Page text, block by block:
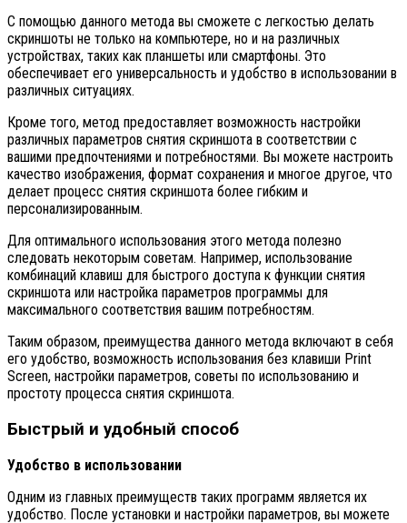
С помощью данного метода вы сможете с легкостью делать
скриншоты не только на компьютере, но и на различных
устройствах, таких как планшеты или смартфоны. Это
обеспечивает его универсальность и удобство в использовании в
различных ситуациях.
Кроме того, метод предоставляет возможность настройки
различных параметров снятия скриншота в соответствии с
вашими предпочтениями и потребностями. Вы можете настроить
качество изображения, формат сохранения и многое другое, что
делает процесс снятия скриншота более гибким и
персонализированным.
Для оптимального использования этого метода полезно
следовать некоторым советам. Например, использование
комбинаций клавиш для быстрого доступа к функции снятия
скриншота или настройка параметров программы для
максимального соответствия вашим потребностям.
Таким образом, преимущества данного метода включают в себя
его удобство, возможность использования без клавиши Print
Screen, настройки параметров, советы по использованию и
простоту процесса снятия скриншота.
Быстрый и удобный способ
Удобство в использовании
Одним из главных преимуществ таких программ является их
удобство. После установки и настройки параметров, вы можете